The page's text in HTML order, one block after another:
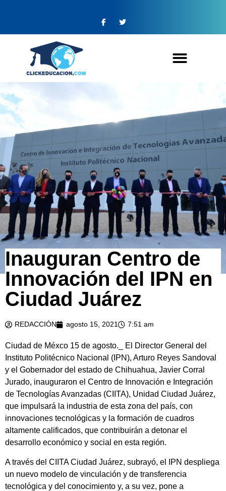
Inauguran Centro de
Innovación del IPN en
Ciudad Juárez
REDACCIÓN agosto 15, 2021 7:51 am
Ciudad de Méxco 15 de agosto._ El Director General del
Instituto Politécnico Nacional (IPN), Arturo Reyes Sandoval
y el Gobernador del estado de Chihuahua, Javier Corral
Jurado, inauguraron el Centro de Innovación e Integración
de Tecnologías Avanzadas (CIITA), Unidad Ciudad Juárez,
que impulsará la industria de esta zona del país, con
innovaciones tecnológicas y la formación de cuadros
altamente calificados, que contribuirán a detonar el
desarrollo económico y social en esta región.
A través del CIITA Ciudad Juárez, subrayó, el IPN despliega
un nuevo modelo de vinculación y de transferencia
tecnológica y del conocimiento y, a su vez, pone a